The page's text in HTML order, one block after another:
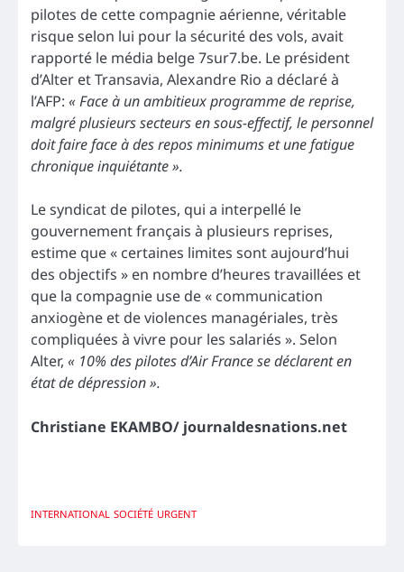
pilotes de cette compagnie aérienne, véritable
risque selon lui pour la sécurité des vols, avait
rapporté le média belge 7sur7.be. Le président
d’Alter et Transavia, Alexandre Rio a déclaré à
l’AFP: « Face à un ambitieux programme de reprise,
malgré plusieurs secteurs en sous-effectif, le personnel
doit faire face à des repos minimums et une fatigue
chronique inquiétante ».
Le syndicat de pilotes, qui a interpellé le
gouvernement français à plusieurs reprises,
estime que « certaines limites sont aujourd’hui
des objectifs » en nombre d’heures travaillées et
que la compagnie use de « communication
anxiogène et de violences managériales, très
compliquées à vivre pour les salariés ». Selon
Alter, « 10% des pilotes d’Air France se déclarent en
état de dépression ».
Christiane EKAMBO/ journaldesnations.net
INTERNATIONAL SOCIÉTÉ URGENT